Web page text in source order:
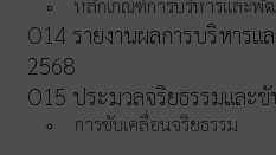
O14 รายงานผลการบริหาร
2568
O15 ประมวลจริยธรรมและ
การขับเคลื่อนจริยธรรม